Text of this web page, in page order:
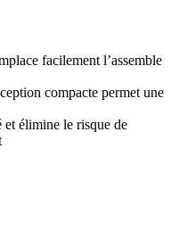
facilement l’assemble
compacte permet une
et élimine le risque de